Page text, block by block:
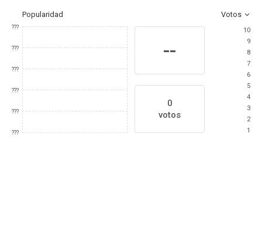
Popularidad Votos
???
???
???
???
???
???
--
0
votos
10
9
8
7
6
5
4
3
2
1